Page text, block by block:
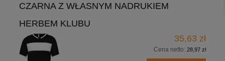
CZARNA Z WŁASNYM NADRUKIEM
HERBEM KLUBU
35,63 zł
Cena netto: 28,97 zł